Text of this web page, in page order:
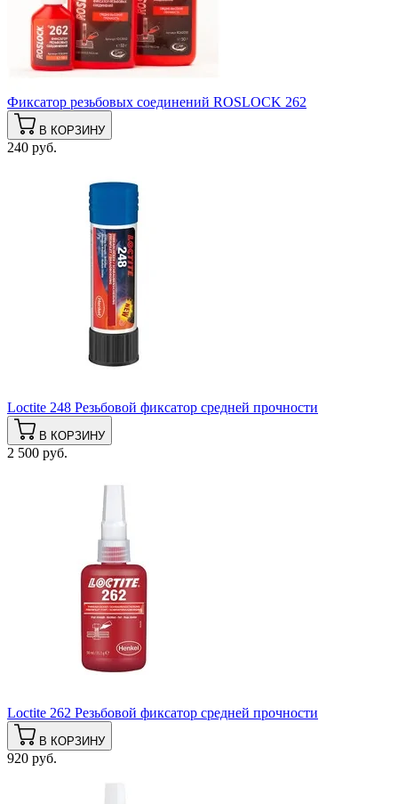
Фиксатор резьбовых соединений ROSLOCK 262
В КОРЗИНУ
240 руб.
Loctite 248 Резьбовой фиксатор средней прочности
В КОРЗИНУ
2 500 руб.
Loctite 262 Резьбовой фиксатор средней прочности
В КОРЗИНУ
920 руб.